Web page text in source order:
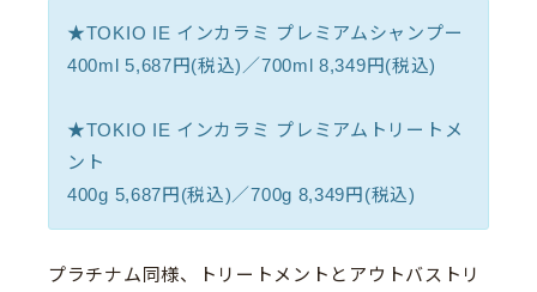
★TOKIO IE インカラミ プレミアムシャンプー
400ml 5,687円(税込)／700ml 8,349円(税込)
★TOKIO IE インカラミ プレミアムトリートメ
ント
400g 5,687円(税込)／700g 8,349円(税込)
プラチナム同様、トリートメントとアウトバストリ